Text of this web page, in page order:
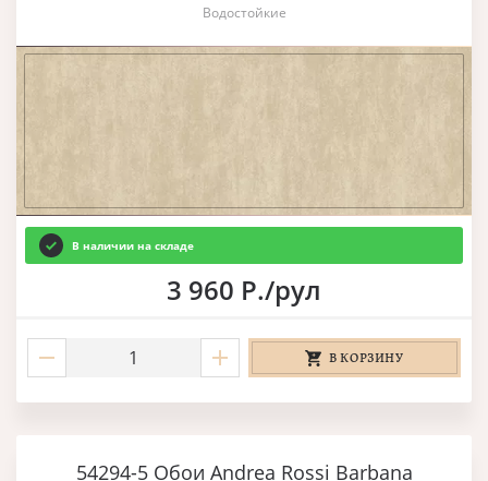
Водостойкие
В наличии на складе
3 960 Р./рул
В КОРЗИНУ
54294-5 Обои Andrea Rossi Barbana